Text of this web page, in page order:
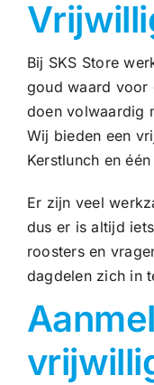
Bij SKS Store
goud waard voor
doen volwaardig
Wij bieden een
Kerstlunch en
Er zijn veel
dus er is altijd
roosters en
dagdelen zich in